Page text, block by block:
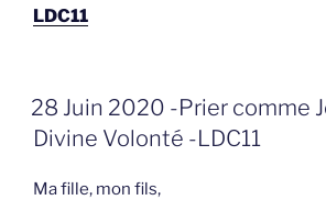
LDC11
GEPLAATST
OP
28 Juin 2020 -Prier comme
Divine Volonté -LDC11
Ma fille, mon fils,